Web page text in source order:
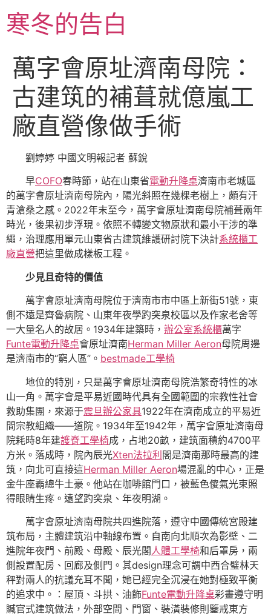
至
主寒冬的告白
萬字會原址濟南母院：
古建筑的補葺就億嵐工
廠直營像做手術
劉婷婷 中國文明報記者 蘇銳
早COFO春時節，站在山東省電動升降桌濟南市老城區
的萬字會原址濟南母院內，陽光斜照在幾棵老樹上，頗有汗
青滄桑之感。2022年末至今，萬字會原址濟南母院補葺兩年
時光，後果初步浮現。依照不轉變文物原狀和最小干涉的準
繩，治理應用單元山東省古建筑維護研討院下決計系統櫃工
廠直營把這里做成樣板工程。
少見且奇特的價值
萬字會原址濟南母院位于濟南市市中區上新街51號，東
側不遠是齊魯病院、山東年夜學趵突泉校區以及作家老舍等
一大量名人的故居。1934年建築時， 辦公室系統櫃萬字
Funte電動升降桌會原址濟南Herman Miller Aeron母院周邊
是濟南市的“窮人區”。 bestmade工學椅
地位的特別，只是萬字會原址濟南母院浩繁奇特性的冰
山一角。萬字會是平易近國時代具有全國範圍的宗教性社會
救助集團，來源于震旦辦公家具1922年在濟南成立的平易近
間宗教組織——道院。1934年至1942年，萬字會原址濟南母
院耗時8年建護脊工學椅成，占地20畝，建筑面積約4700平
方米。落成時，院內辰光Xten法拉利閣是濟南那時最高的建
筑，向北可直接這Herman Miller Aeron場混亂的中心，正是
金牛座霸總牛土豪。他站在咖啡館門口，被藍色傻氣光束照
得眼睛生疼。遠望趵突泉、年夜明湖。
萬字會原址濟南母院共四進院落，遵守中國傳統宮殿建
筑布局，主體建筑沿中軸線布置。自南向北順次為影壁、二
進院年夜門、前殿、母殿、辰光閣人體工學椅和后罩房，兩
側設置配房、回廊及側門。其design理念可謂中西合璧林天
秤對兩人的抗議充耳不聞，她已經完全沉浸在她對極致平衡
的追求中。：屋頂、斗拱、油飾Funte電動升降桌彩畫遵守明
贓官式建筑做法，外部空間、門窗、裝潢裝修則鑒戒東方